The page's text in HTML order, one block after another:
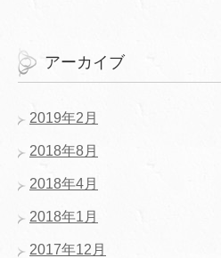
アーカイブ
2019年2月
2018年8月
2018年4月
2018年1月
2017年12月